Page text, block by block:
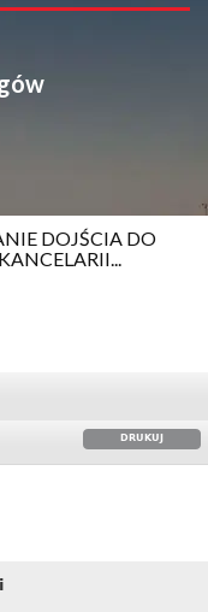
DOJŚCIA DO
DRUKUJ